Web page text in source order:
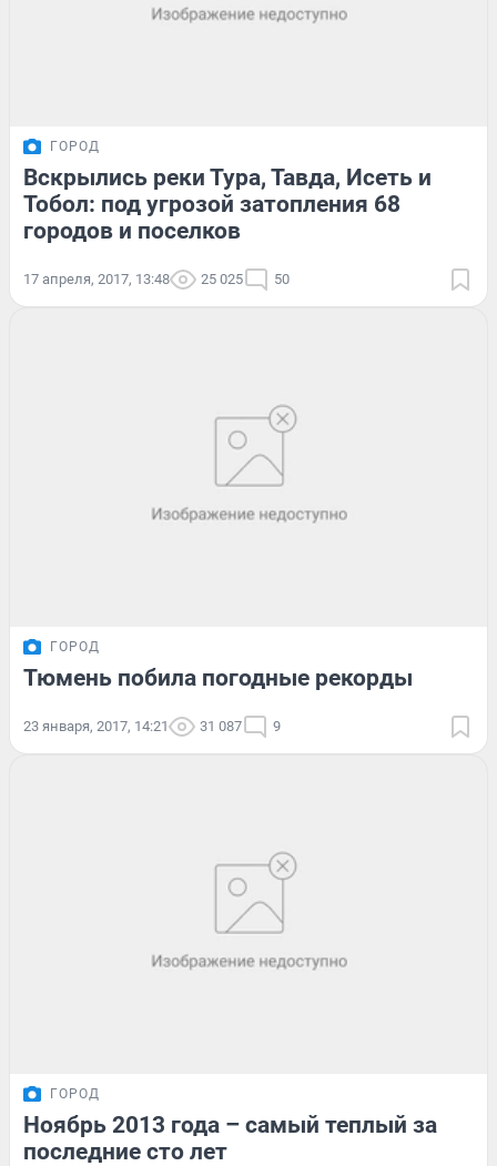
ГОРОД
Вскрылись реки Тура, Тавда, Исеть и
Тобол: под угрозой затопления 68
городов и поселков
17 апреля, 2017, 13:48 25 025 50
ГОРОД
Тюмень побила погодные рекорды
23 января, 2017, 14:21 31 087 9
ГОРОД
Ноябрь 2013 года – самый теплый за
последние сто лет